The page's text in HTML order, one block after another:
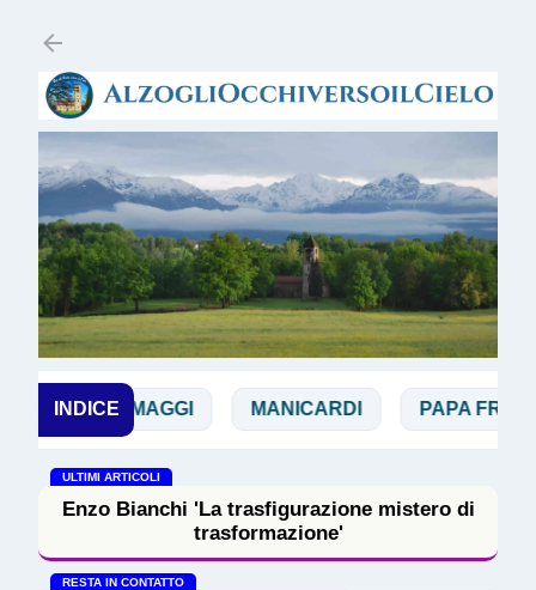
INDICE
MAGGI MANICARDI PAPA FRANCESCO
ULTIMI ARTICOLI
Enzo Bianchi 'La trasfigurazione mistero di
trasformazione'
RESTA IN CONTATTO